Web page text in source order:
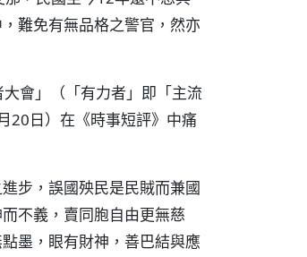
難免有無品格之警官，然亦
會」（「有力者」即「主流
20日）在《時事短評》中痛
步，誤國殃民是民賊而兼國
不義，賣同胞自由更無慈
墨，眼有財神，善巴結與應